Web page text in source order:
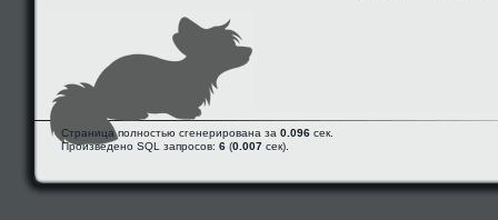
Страница полностью сгенерирована за 0.096 сек.
Произведено SQL запросов: 6 (0.007 сек).